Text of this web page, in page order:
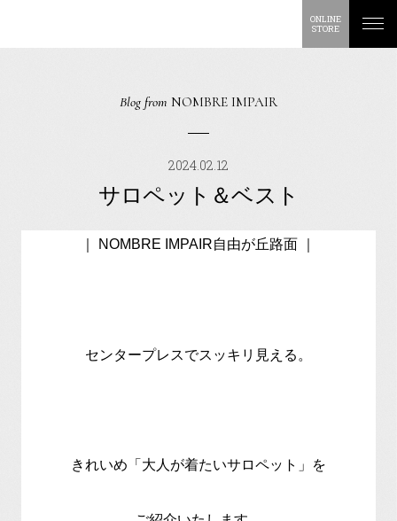
ONLINE
STORE
Blog from NOMBRE IMPAIR
2024.02.12
サロペット＆ベスト
｜ NOMBRE IMPAIR自由が丘路面 ｜
センタープレスでスッキリ見える。
きれいめ「大人が着たいサロペット」を